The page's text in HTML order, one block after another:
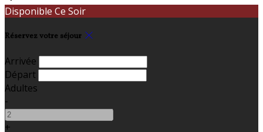
Disponible Ce Soir
Réservez votre séjour
Arrivée
Départ
Adultes
-
+